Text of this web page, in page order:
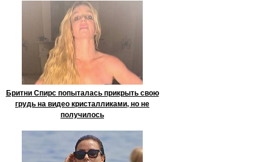
Бритни Спирс попыталась прикрыть свою
грудь на видео кристалликами, но не
получилось